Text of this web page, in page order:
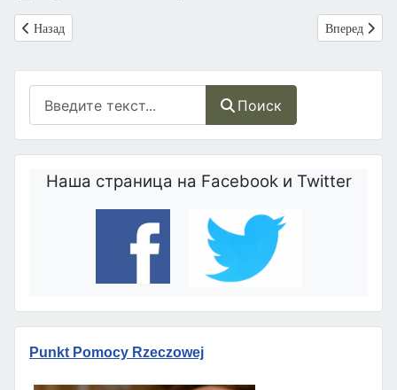
Поиск
Наша страница на Facebook и Twitter
Punkt Pomocy Rzeczowej
Предыдущий: Ложь об in vitro
Назад Следующий:
Вперед